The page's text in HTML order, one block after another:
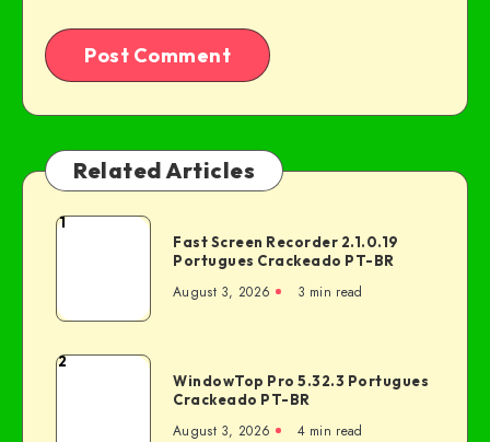
Related Articles
1
Fast Screen Recorder 2.1.0.19
Portugues Crackeado PT-BR
August 3, 2026 3 min read
2
WindowTop Pro 5.32.3 Portugues
Crackeado PT-BR
August 3, 2026 4 min read